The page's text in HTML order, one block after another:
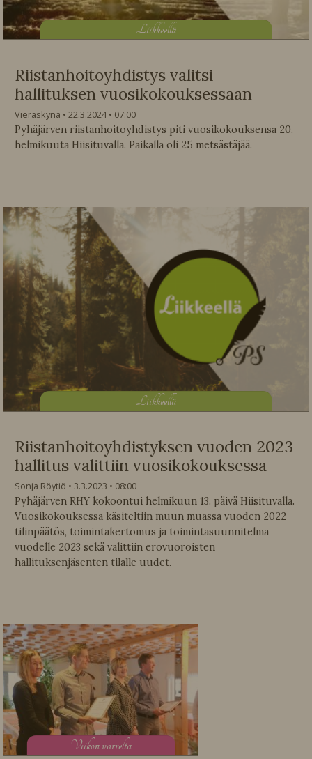
Liikkeellä
Riistanhoitoyhdistys valitsi
hallituksen vuosikokouksessaan
Vieraskynä 22.3.2024
07:00
Pyhäjärven riistanhoitoyhdistys piti vuosikokouksensa 20.
helmikuuta Hiisituvalla. Paikalla oli 25 metsästäjää.
Liikkeellä
Riistanhoitoyhdistyksen vuoden 2023
hallitus valittiin vuosikokouksessa
Sonja Röytiö 3.3.2023
08:00
Pyhäjärven RHY kokoontui helmikuun 13. päivä Hiisituvalla.
Vuosikokouksessa käsiteltiin muun muassa vuoden 2022
tilinpäätös, toimintakertomus ja toimintasuunnitelma
vuodelle 2023 sekä valittiin erovuoroisten
hallituksenjäsenten tilalle uudet.
Viikon varrelta